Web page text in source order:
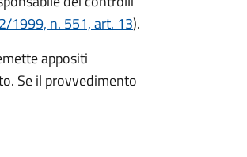
1999, n. 551, art. 13).
appositi
Se il provvedimento